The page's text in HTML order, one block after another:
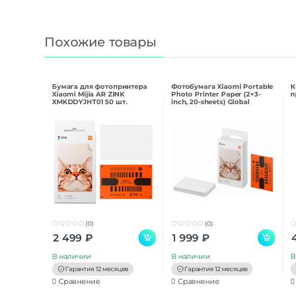
Похожие товары
Бумага для фотопринтера
Xiaomi Mijia AR ZINK
XMKDDYJHT01 50 шт.
o
o
(0)
2 499 ₽
В наличии
Гарантия 12 месяцев
Сравнение
Фотобумага Xiaomi Portable
Photo Printer Paper (2×3-
inch, 20-sheets) Global
TEJ4019GL
o
(0)
1 999 ₽
В наличии
Гарантия 12 месяцев
Сравнение
o
o